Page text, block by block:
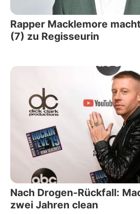
Rapper Macklemore
(7) zu Regisseurin
Nach Drogen-Rückfall:
zwei Jahren clean